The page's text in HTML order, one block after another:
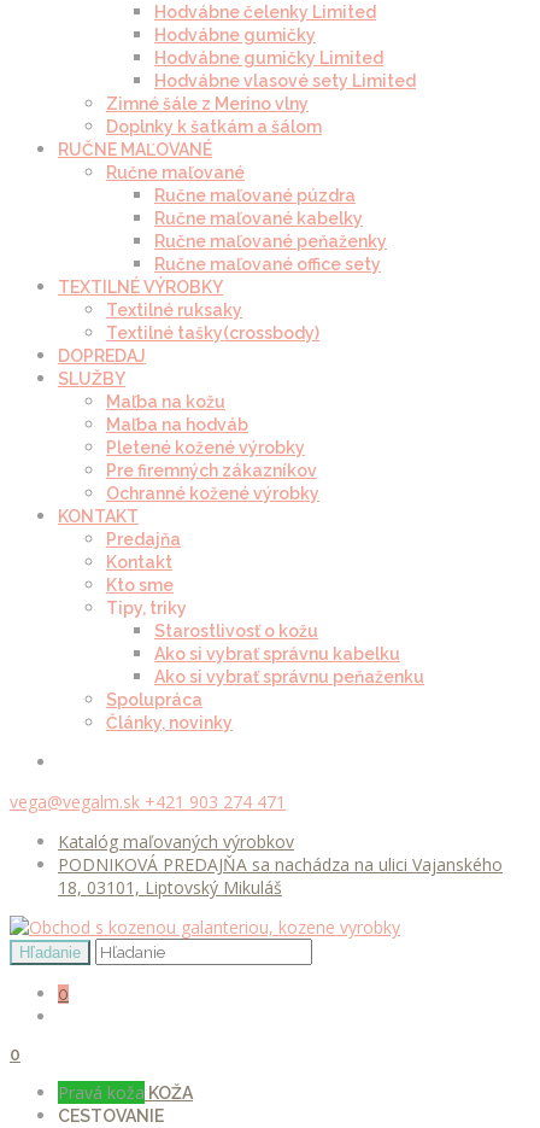
Hodvábne čelenky Limited
Hodvábne gumičky
Hodvábne gumičky Limited
Hodvábne vlasové sety Limited
Zimné šále z Merino vlny
Doplnky k šatkám a šálom
RUČNE MAĽOVANÉ
Ručne maľované
Ručne maľované púzdra
Ručne maľované kabelky
Ručne maľované peňaženky
Ručne maľované office sety
TEXTILNÉ VÝROBKY
Textilné ruksaky
Textilné tašky(crossbody)
DOPREDAJ
SLUŽBY
Maľba na kožu
Maľba na hodváb
Pletené kožené výrobky
Pre firemných zákazníkov
Ochranné kožené výrobky
KONTAKT
Predajňa
Kontakt
Kto sme
Tipy, triky
Starostlivosť o kožu
Ako si vybrať správnu kabelku
Ako si vybrať správnu peňaženku
Spolupráca
Články, novinky
vega@vegalm.sk +421 903 274 471
Katalóg maľovaných výrobkov
PODNIKOVÁ PREDAJŇA sa nachádza na ulici Vajanského
18, 03101, Liptovský Mikuláš
0
0
Pravá koža KOŽA
CESTOVANIE